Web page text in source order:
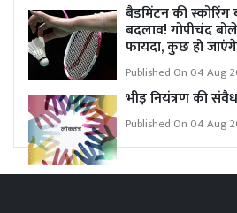
बैडमिंटन की
बदलाव! गोपीचंद
फायदा, कुछ हो
Published On 04 Aug
भीड़ नियंत्रण की
Published On 04 Aug